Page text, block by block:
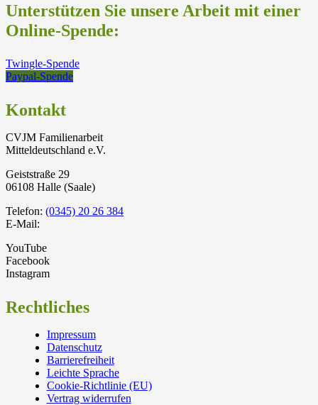
Unterstützen Sie unsere Arbeit mit einer
Online-Spende:
Twingle-Spende
Paypal-Spende
Kontakt
CVJM Familienarbeit
Mitteldeutschland e.V.
Geiststraße 29
06108 Halle (Saale)
Telefon: (0345) 20 26 384
E-Mail:
YouTube
Facebook
Instagram
Rechtliches
Impressum
Datenschutz
Barrierefreiheit
Leichte Sprache
Cookie-Richtlinie (EU)
Vertrag widerrufen